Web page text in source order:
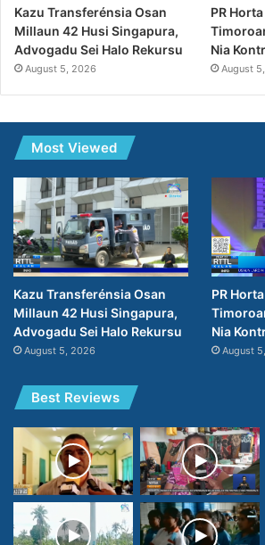
Kazu Transferénsia Osan
Millaun 42 Husi Singapura,
Advogadu Sei Halo Rekursu
August 5, 2026
PR
Nia
August
Most Viewed
Kazu Transferénsia Osan
Millaun 42 Husi Singapura,
Advogadu Sei Halo Rekursu
August 5, 2026
PR
Nia
August
Best Reviews